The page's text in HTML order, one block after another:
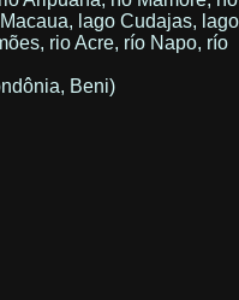
lago Cudajas, lago
rio Acre, río Napo, río
Beni)